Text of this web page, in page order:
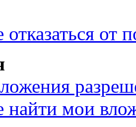
от
найти мои